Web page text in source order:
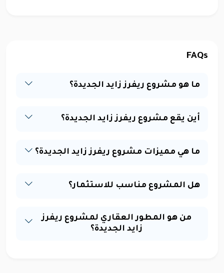
FAQs
ما هو مشروع ريفرز زايد الجديدة؟
أين يقع مشروع ريفرز زايد الجديدة؟
ما هي مميزات مشروع ريفرز زايد الجديدة؟
هل المشروع مناسب للاستثمار؟
من هو المطور العقاري لمشروع ريفرز
زايد الجديدة؟